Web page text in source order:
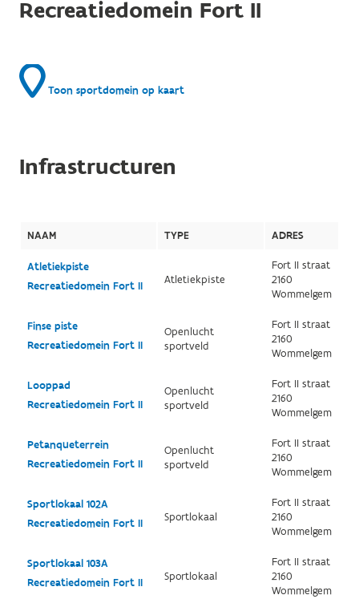
Recreatiedomein Fort II
Toon sportdomein op kaart
Infrastructuren
NAAM TYPE ADRES
Atletiekpiste
Recreatiedomein Fort II
Atletiekpiste
Fort II straat
2160
Wommelgem
Finse piste
Recreatiedomein Fort II
Openlucht
sportveld
Fort II straat
2160
Wommelgem
Looppad
Recreatiedomein Fort II
Openlucht
sportveld
Fort II straat
2160
Wommelgem
Petanqueterrein
Recreatiedomein Fort II
Openlucht
sportveld
Fort II straat
2160
Wommelgem
Sportlokaal 102A
Recreatiedomein Fort II
Sportlokaal
Fort II straat
2160
Wommelgem
Sportlokaal 103A
Recreatiedomein Fort II
Sportlokaal
Fort II straat
2160
Wommelgem